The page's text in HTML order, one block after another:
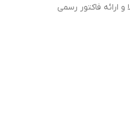
ارائه فاکتور رسمی